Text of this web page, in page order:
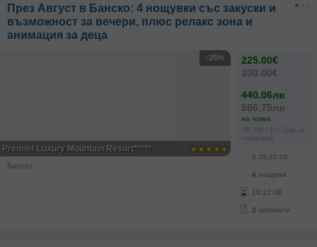
През Август в Банско: 4 нощувки със закуски и
възможност за вечери, плюс релакс зона и
анимация за деца
225.00€
300.00€
440.06лв
586.75лв
на човек
(56.25€ / 110.02лв на
човек/ден)
5.08-31.08
4 нощувки
10:22:48
2 грабнати
-25%
Premier Luxury Mountain Resort*****
Банско